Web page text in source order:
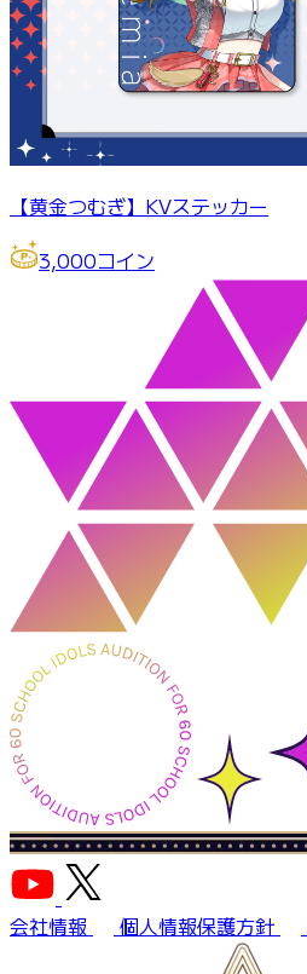
【黄金つむぎ】KVステッカー
3,000コイン
会社情報 個人情報保護方針